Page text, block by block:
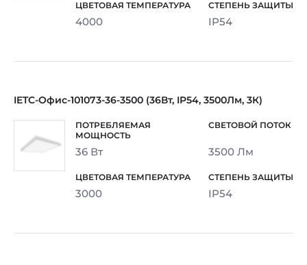
4000 IP54
IETC-Офис-101073-36-3500 (36Вт, IP54, 3500Лм, 3К)
36 Вт 3500 Лм
3000 IP54